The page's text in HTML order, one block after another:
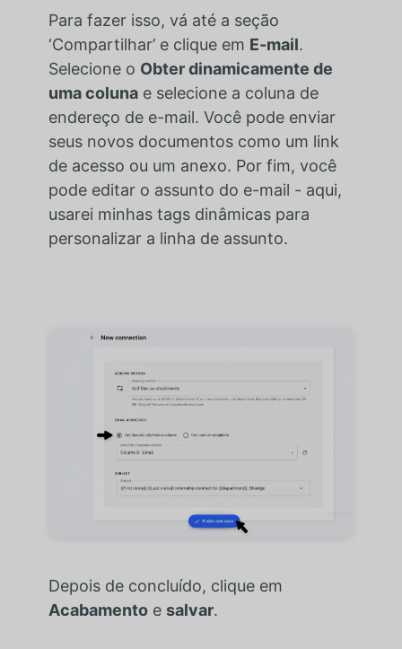
Para fazer isso, vá até a seção
‘Compartilhar’ e clique em E-mail.
Selecione o Obter dinamicamente de
uma colunae selecione a coluna de
endereço de e-mail. Você pode enviar
seus novos documentos como um link
de acesso ou um anexo. Por fim, você
pode editar o assunto do e-mail - aqui,
usarei minhas tags dinâmicas para
personalizar a linha de assunto.
Depois de concluído, clique em
Acabamentoe salvar.